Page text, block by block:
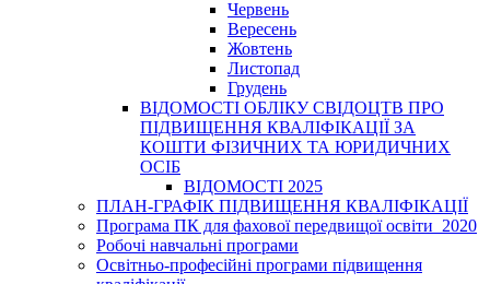
Червень
Вересень
Жовтень
Листопад
Грудень
ВІДОМОСТІ ОБЛІКУ СВІДОЦТВ ПРО
ПІДВИЩЕННЯ КВАЛІФІКАЦІЇ ЗА
КОШТИ ФІЗИЧНИХ ТА ЮРИДИЧНИХ
ОСІБ
ВІДОМОСТІ 2025
ПЛАН-ГРАФІК ПІДВИЩЕННЯ КВАЛІФІКАЦІЇ
Програма ПК для фахової передвищої освіти_2020
Робочі навчальні програми
Освітньо-професійні програми підвищення